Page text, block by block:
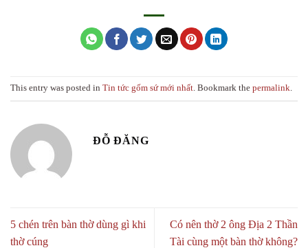
This entry was posted in Tin tức gốm sứ mới nhất. Bookmark the permalink.
ĐỖ ĐĂNG
5 chén trên bàn thờ dùng gì khi
thờ cúng
Có nên thờ 2 ông Địa 2 Thần
Tài cùng một bàn thờ không?